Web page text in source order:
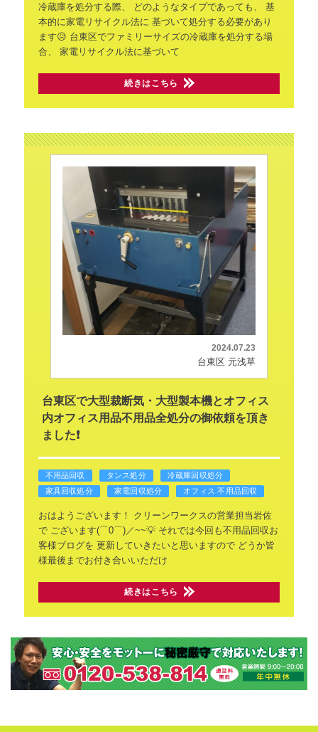
冷蔵庫を処分する際、 どのようなタイプであっても、
基
本的に家電リサイクル法に 基づいて処分する必要があり
ます😥 台東区でファミリーサイズの冷蔵庫を処分する場
合、
家電リサイクル法に基づいて
続きはこちら
2024.07.23
台東区 元浅草
台東区で大型裁断気・大型製本機とオフィス
内オフィス用品不用品全処分の御依頼を頂き
ました❗
不用品回収 タンス処分
冷蔵庫回収処分
家具回収処分
家電回収処分 オフィス 不用品回収
おはようございます！
クリーンワークスの営業担当岩佐
でございます(⌒0⌒)／~~💡 それでは今回も不用品回収お
客様ブログを 更新していきたいと思いますのでどうか皆
様最後までお付き合いいただけ
続きはこちら